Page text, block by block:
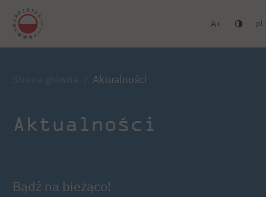
Warszawa Gdańsk Liceum Studia podyplomowe
A pl
Aktualności
Aktualności
Bądź na bieżąco!